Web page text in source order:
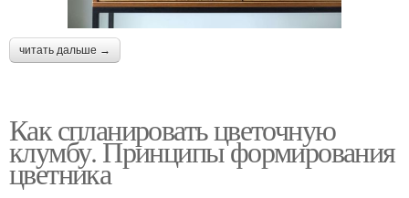
читать дальше →
Как спланировать цветочную
клумбу. Принципы формирования
цветника